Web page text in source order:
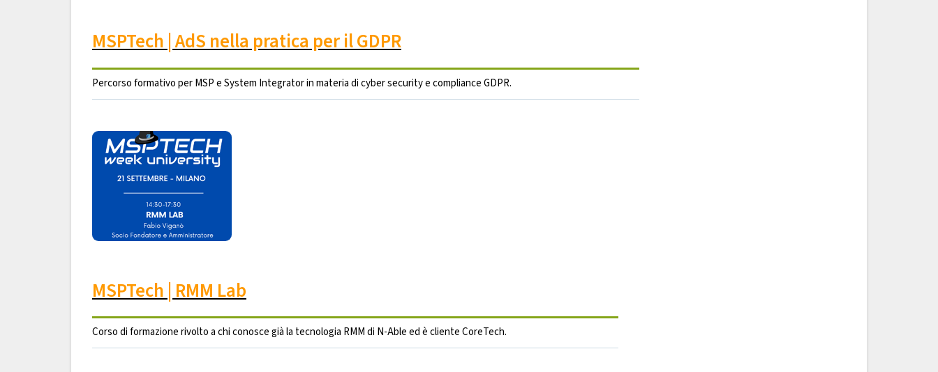
MSPTech | AdS nella pratica per il GDPR
Percorso formativo per MSP e System Integrator in materia di cyber security e compliance GDPR.
MSPTech | RMM Lab
Corso di formazione rivolto a chi conosce già la tecnologia RMM di N-Able ed è cliente CoreTech.